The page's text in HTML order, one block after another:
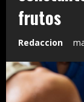
frutos
Redaccion